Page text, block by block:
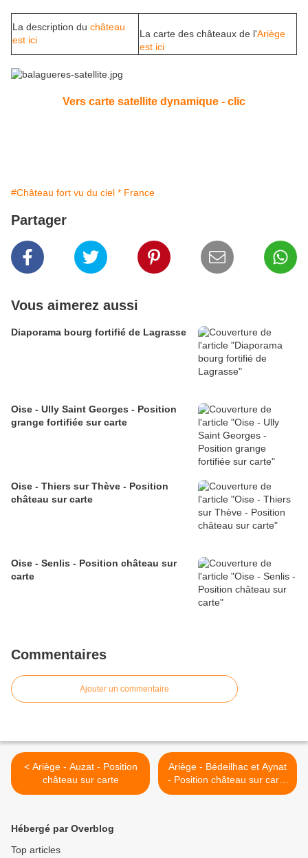
La description du château
est ici
La carte des châteaux de l'Ariège
est ici
Vers carte satellite dynamique - clic
#Château fort vu du ciel * France
Partager
Vous aimerez aussi
Diaporama bourg fortifié de Lagrasse
Oise - Ully Saint Georges - Position
grange fortifiée sur carte
Oise - Thiers sur Thève - Position
château sur carte
Oise - Senlis - Position château sur
carte
Commentaires
Ajouter un commentaire
< Ariège - Auzat - Position
château sur carte
Ariège - Bédeilhac et Aynat
- Position château sur carte
>
Hébergé par Overblog
Top articles